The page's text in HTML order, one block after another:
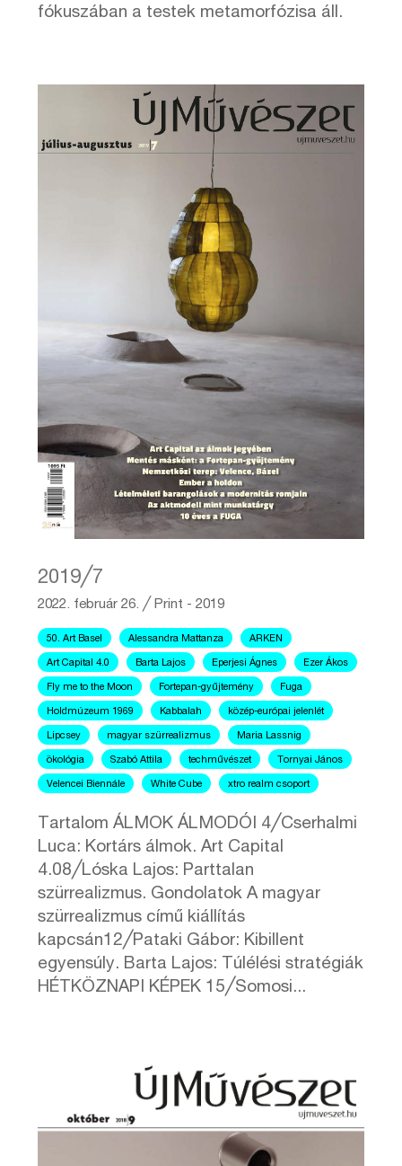
fókuszában a testek metamorfózisa áll.
2019╱7
2022. február 26. ╱ Print - 2019
50. Art Basel Alessandra Mattanza ARKEN
Art Capital 4.0 Barta Lajos Eperjesi Ágnes Ezer Ákos
Fly me to the Moon Fortepan-gyűjtemény Fuga
Holdmúzeum 1969 Kabbalah közép-európai jelenlét
Lipcsey magyar szürrealizmus Maria Lassnig
ökológia Szabó Attila techművészet Tornyai János
Velencei Biennále White Cube xtro realm csoport
Tartalom ÁLMOK ÁLMODÓI 4╱Cserhalmi
Luca: Kortárs álmok. Art Capital
4.08╱Lóska Lajos: Parttalan
szürrealizmus. Gondolatok A magyar
szürrealizmus című kiállítás
kapcsán12╱Pataki Gábor: Kibillent
egyensúly. Barta Lajos: Túlélési stratégiák
HÉTKÖZNAPI KÉPEK 15╱Somosi...